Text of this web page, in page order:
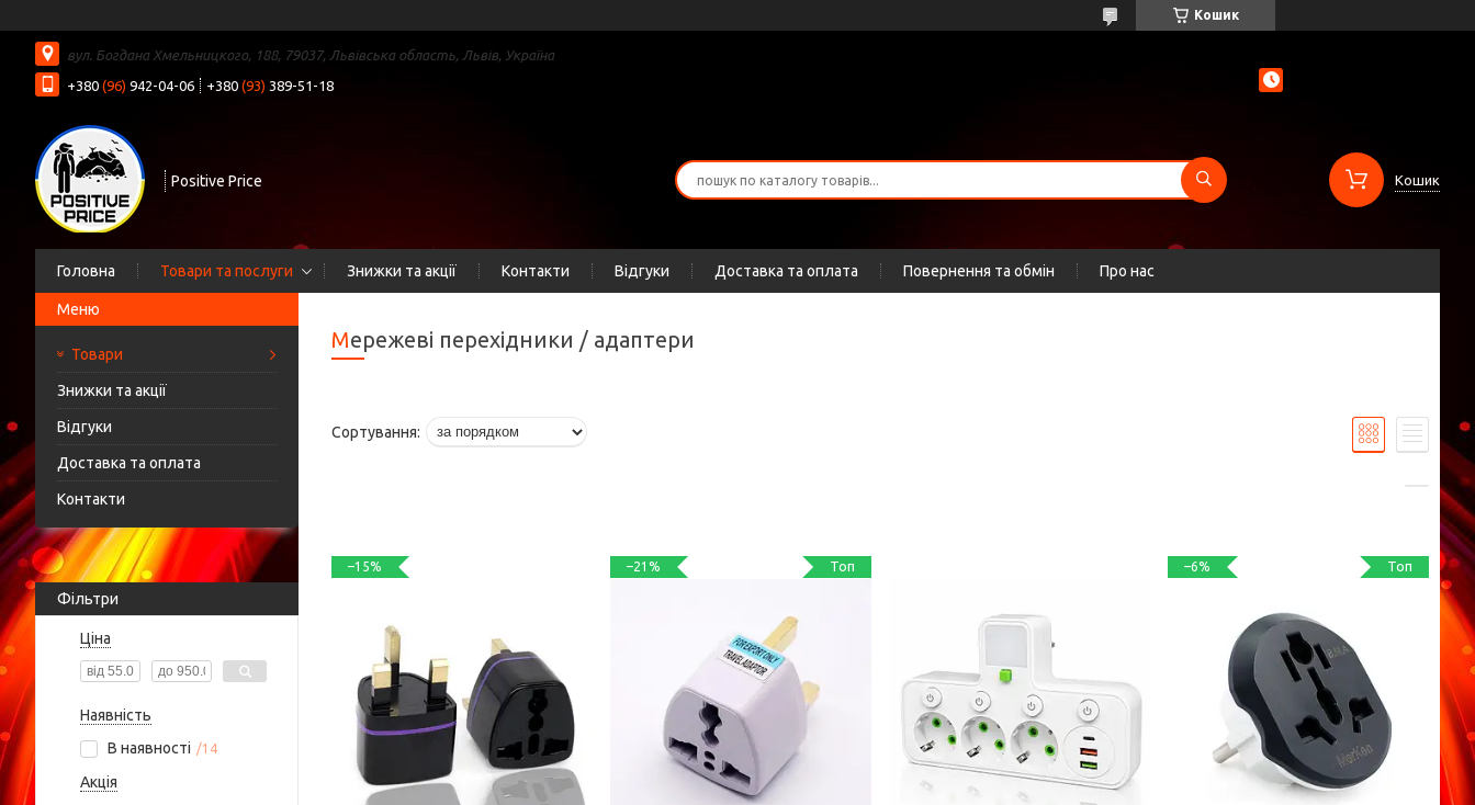
Кошик
вул. Богдана Хмельницкого, 188, 79037, Львівська область, Львів, Україна
+380 (96) 942-04-06 +380 (93) 389-51-18
Positive Price Кошик
Головна Товари та послуги Знижки та акції Контакти Відгуки Доставка та оплата Повернення та обмін Про нас
Товари
Знижки та акції
Відгуки
Доставка та оплата
Контакти
Фільтри
Ціна
Наявність
В наявності
14
Акція
Мережеві перехідники / адаптери
–15% –21% Топ –6% Топ